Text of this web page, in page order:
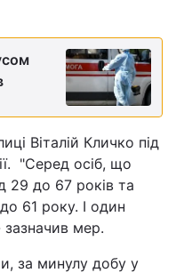
Віталій Кличко під
"Серед осіб, що
29 до 67 років та
61 року. І один
зазначив мер.
за минулу добу у